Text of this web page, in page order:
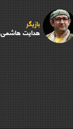
بازیگر
هدایت هاشمی